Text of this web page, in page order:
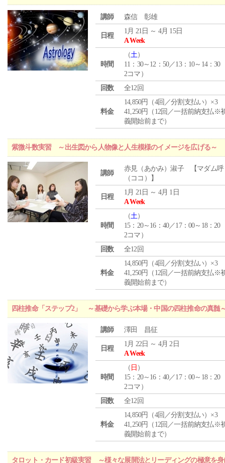
講師 森信 彰雄
日程
1月 21日 ～ 4月 15日
A Week
時間
（土）
11：30～12：50／13：10～14：30
2コマ）
回数
全12回
料金
14,850円（4回／分割支払い）×3
41,250円（12回／一括前納支払※
義開始前まで）
紫微斗数実習 ～出生図から人物像と人生模様のイメージを広げる～
講師
赤見（あかみ）淑子 【マダム呼
（ココ）】
日程
1月 21日 ～ 4月 1日
A Week
時間
（土）
15：20～16：40／17：00～18：20
2コマ）
回数
全12回
料金
14,850円（4回／分割支払い）×3
41,250円（12回／一括前納支払※
義開始前まで）
四柱推命「ステップ2」 ～基礎から学ぶ本場・中国の四柱推命の真髄
講師 澤田 昌征
日程
1月 22日 ～ 4月 2日
A Week
時間
（ 日 ）
15：20～16：40／17：00～18：20
2コマ）
回数
全12回
料金
14,850円（4回／分割支払い）×3
41,250円（12回／一括前納支払※
義開始前まで）
タロット・カード初級実習 ～様々な展開法とリーディングの極意を身